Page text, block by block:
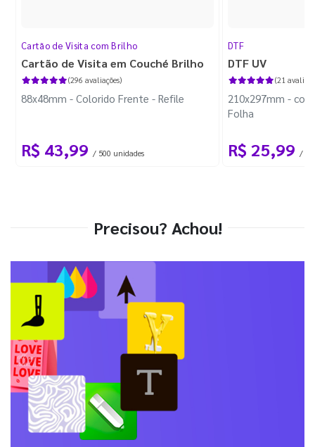
Cartão de Visita com Brilho
Cartão de Visita em Couché Brilho
(296 avaliações)
88x48mm - Colorido Frente - Refile
R$ 43,99 / 500 unidades
DTF
DTF UV
(21
210x297mm -
Folha
R$ 25,99 / 1
Precisou? Achou!